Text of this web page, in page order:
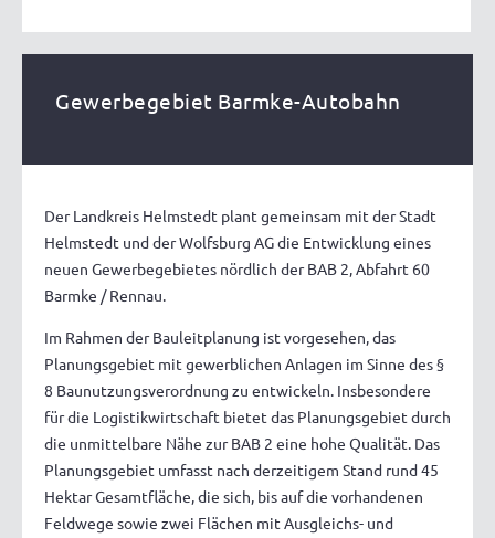
Gewerbegebiet Barmke-Autobahn
Der Landkreis Helmstedt plant gemeinsam mit der Stadt
Helmstedt und der Wolfsburg AG die Entwicklung eines
neuen Gewerbegebietes nördlich der BAB 2, Abfahrt 60
Barmke / Rennau.
Im Rahmen der Bauleitplanung ist vorgesehen, das
Planungsgebiet mit gewerblichen Anlagen im Sinne des §
8 Baunutzungsverordnung zu entwickeln. Insbesondere
für die Logistikwirtschaft bietet das Planungsgebiet durch
die unmittelbare Nähe zur BAB 2 eine hohe Qualität. Das
Planungsgebiet umfasst nach derzeitigem Stand rund 45
Hektar Gesamtfläche, die sich, bis auf die vorhandenen
Feldwege sowie zwei Flächen mit Ausgleichs- und